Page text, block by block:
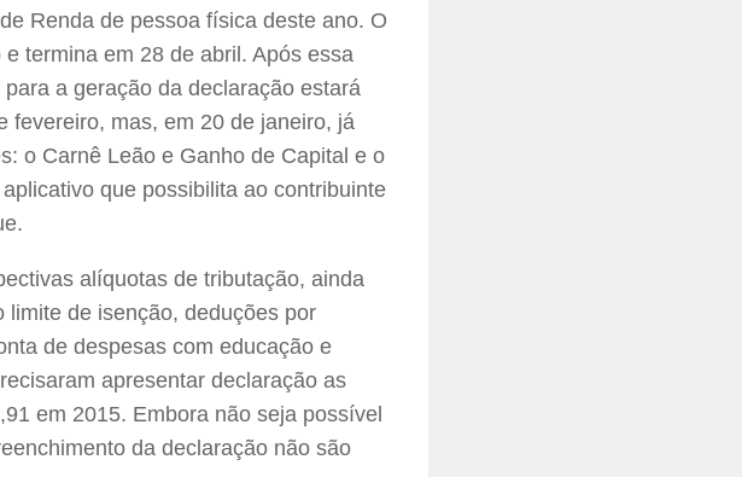
Renda de pessoa física deste ano. O
termina em 28 de abril. Após essa
a geração da declaração estará
fevereiro, mas, em 20 de janeiro, já
o Carnê Leão e Ganho de Capital e o
que possibilita ao contribuinte
alíquotas de tributação, ainda
de isenção, deduções por
de despesas com educação e
apresentar declaração as
em 2015. Embora não seja possível
da declaração não são